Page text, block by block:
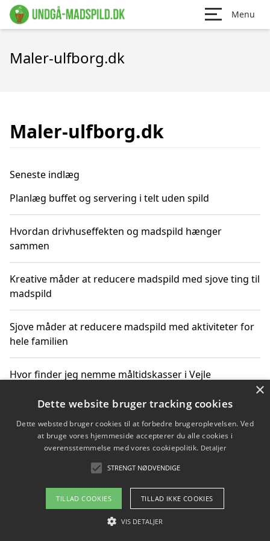
Menu
Maler-ulfborg.dk
Maler-ulfborg.dk
Seneste indlæg
Planlæg buffet og servering i telt uden spild
Hvordan drivhuseffekten og madspild hænger
sammen
Kreative måder at reducere madspild med sjove ting til
madspild
Sjove måder at reducere madspild med aktiviteter for
hele familien
Hvor finder jeg nemme måltidskasser i Vejle
Copyright 2026 - Pilanto Aps
Om / kontakt
Blog Betingelser
×
Dette website bruger tracking cookies
Dette websted bruger cookies til at forbedre brugeroplevelsen. Ved
at bruge vores hjemmeside accepterer du alle cookies i
overensstemmelse med vores cookiepolitik. Detaljer
STRENGT NØDVENDIGE
TILLAD COOKIES TILLAD IKKE COOKIES
VIS DETALJER